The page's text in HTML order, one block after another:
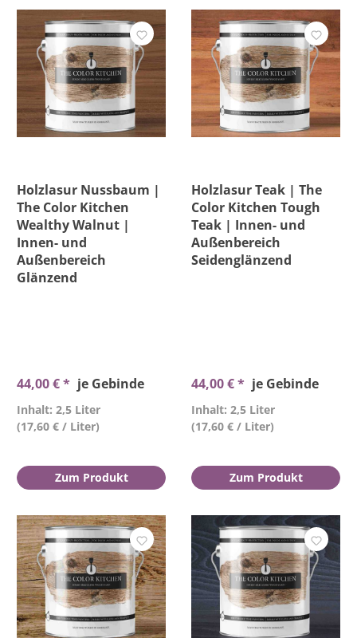
Farbe
Preis
Versandkostenfrei
Holzlasur Nussbaum |
The Color Kitchen
Wealthy Walnut |
Innen- und
Außenbereich
Glänzend
44,00 € * je Gebinde
Inhalt: 2,5 Liter
(17,60 € / Liter)
Zum Produkt
Holzlasur Teak | The
Color Kitchen Tough
Teak | Innen- und
Außenbereich
Seidenglänzend
44,00 € * je Gebinde
Inhalt: 2,5 Liter
(17,60 € / Liter)
Zum Produkt